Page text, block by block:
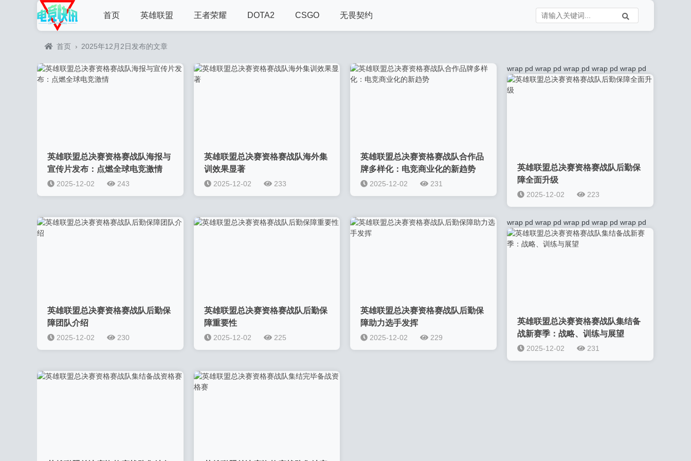
首页 英雄联盟 王者荣耀 DOTA2 CSGO 无畏契约
首页 › 2025年12月2日发布的文章
wrap pd
英雄联盟总决赛资格赛战队海报与
宣传片发布：点燃全球电竞激情
2025-12-02 243
wrap pd
英雄联盟总决赛资格赛战队海外集
训效果显著
2025-12-02 233
wrap pd
英雄联盟总决赛资格赛战队合作品
牌多样化：电竞商业化的新趋势
2025-12-02 231
wrap pd
英雄联盟总决赛资格赛战队后勤保
障全面升级
2025-12-02 223
wrap pd
英雄联盟总决赛资格赛战队后勤保
障团队介绍
2025-12-02 230
wrap pd
英雄联盟总决赛资格赛战队后勤保
障重要性
2025-12-02 225
wrap pd
英雄联盟总决赛资格赛战队后勤保
障助力选手发挥
2025-12-02 229
wrap pd
英雄联盟总决赛资格赛战队集结备
战新赛季：战略、训练与展望
2025-12-02 231
wrap pdwrap pd